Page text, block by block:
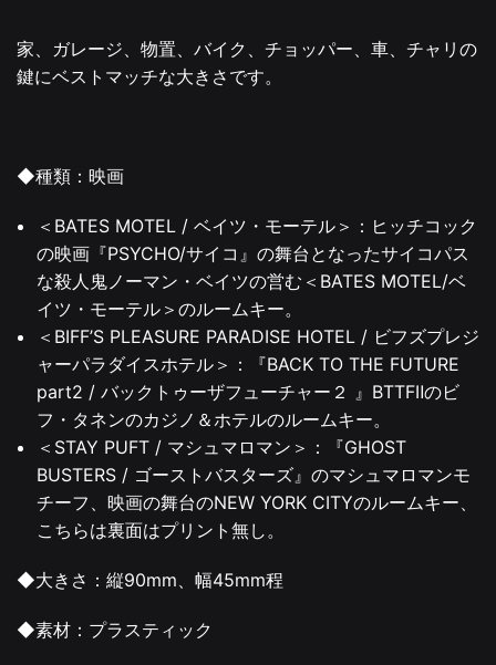
家、ガレージ、物置、バイク、チョッパー、車、チャリの
鍵にベストマッチな大きさです。
◆種類：映画
＜BATES MOTEL / ベイツ・モーテル＞：ヒッチコック
の映画『PSYCHO/サイコ』の舞台となったサイコパス
な殺人鬼ノーマン・ベイツの営む＜BATES MOTEL/ベ
イツ・モーテル＞のルームキー。
＜BIFF’S PLEASURE PARADISE HOTEL / ビフズプレジ
ャーパラダイスホテル＞：『BACK TO THE FUTURE
part2 / バックトゥーザフューチャー２ 』BTTFⅡのビ
フ・タネンのカジノ＆ホテルのルームキー。
＜STAY PUFT / マシュマロマン＞：『GHOST
BUSTERS / ゴーストバスターズ』のマシュマロマンモ
チーフ、映画の舞台のNEW YORK CITYのルームキー、
こちらは裏面はプリント無し。
◆大きさ：縦90mm、幅45mm程
◆素材：プラスティック